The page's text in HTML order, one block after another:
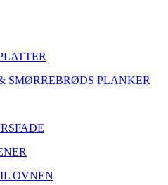
SMØRREBRØDS PLANKER
OVNEN